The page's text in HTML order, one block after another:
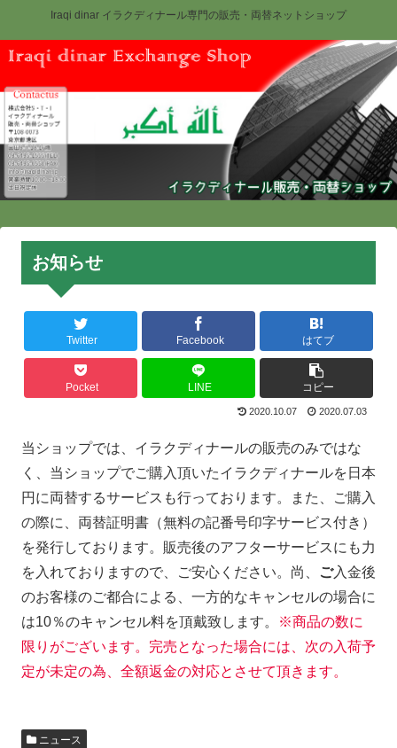
Iraqi dinar イラクディナール専門の販売・両替ネットショップ
お知らせ
Twitter Facebook はてブ
Pocket LINE コピー
2020.10.07 2020.07.03
当ショップでは、イラクディナールの販売のみではな
く、当ショップでご購入頂いたイラクディナールを日本
円に両替するサービスも行っております。また、ご購入
の際に、両替証明書（無料の記番号印字サービス付き）
を発行しております。販売後のアフターサービスにも力
を入れておりますので、ご安心ください。尚、
ご入金後
のお客様のご都合による、一方的なキャンセルの場合に
は10％のキャンセル料を頂戴致します。
※商品の数に
限りがございます。完売となった場合には、次の入荷予
定が未定の為、全額返金の対応とさせて頂きます。
ニュース